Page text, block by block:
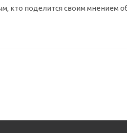
кто поделится своим мнением